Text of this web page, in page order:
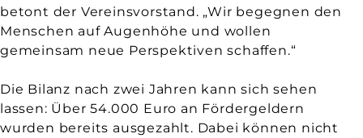
betont der Vereinsvorstand. „Wir begegnen den
Menschen auf Augenhöhe und wollen
gemeinsam neue Perspektiven schaffen.“
Die Bilanz nach zwei Jahren kann sich sehen
lassen: Über 54.000 Euro an Fördergeldern
wurden bereits ausgezahlt. Dabei können nicht